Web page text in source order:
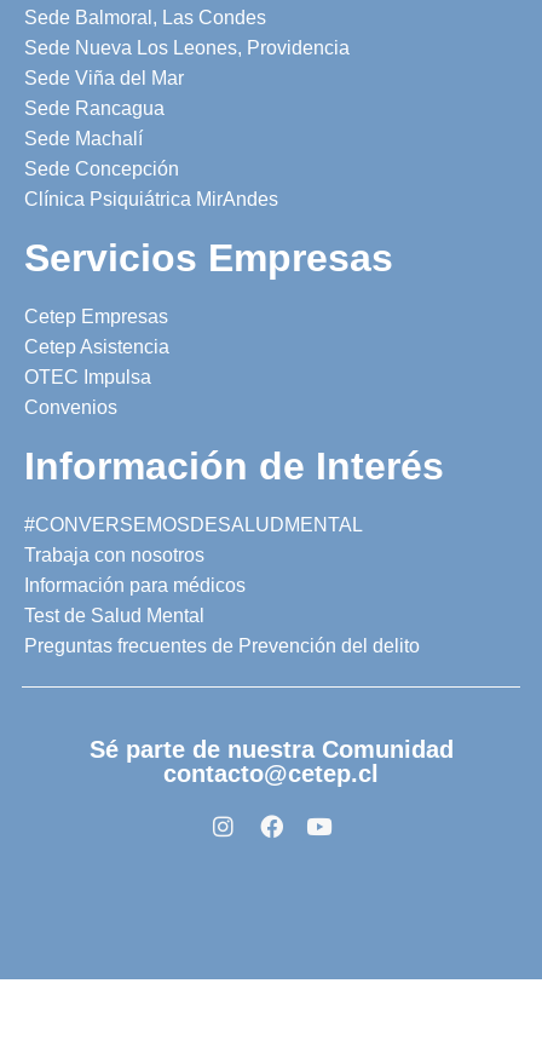
Sede Balmoral, Las Condes
Sede Nueva Los Leones, Providencia
Sede Viña del Mar
Sede Rancagua
Sede Machalí
Sede Concepción
Clínica Psiquiátrica MirAndes
Servicios Empresas
Cetep Empresas
Cetep Asistencia
OTEC Impulsa
Convenios
Información de Interés
#CONVERSEMOSDESALUDMENTAL
Trabaja con nosotros
Información para médicos
Test de Salud Mental
Preguntas frecuentes de Prevención del delito
Sé parte de nuestra Comunidad
contacto@cetep.cl